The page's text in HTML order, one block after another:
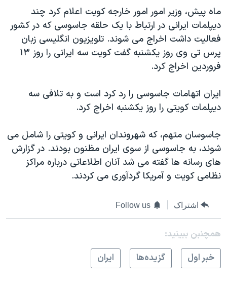
آرشیو پخش زنده
مجموعه مستندهای دادخواهی
تریبونال مردمی آبان ۹۸
دادگاه حمید نوری
چهل سال گروگان‌گیری
اعتراضات مردمی آبان ۹۸
نرگس محمدی برنده جایزه نوبل صلح
همایش محافظه‌کاران آمریکا «سی‌پک»
صفحه‌های ویژه
ماه پیش، وزیر امور امور خارجه کویت اعلام کرد چند
دیپلمات ایرانی در ارتباط با یک حلقه جاسوسی که در کشور
فعالیت داشت اخراج می شوند. تلویزیون انگلیسی زبان
پرس تی وی روز یکشنبه گفت کویت سه ایرانی را روز ۱۳
فروردین اخراج کرد.
ایران اتهامات جاسوسی را رد کرد است و به تلافی سه
دیپلمات کویتی را روز یکشنبه اخراج کرد.
جاسوسان متهم، که شهروندان ایرانی و کویتی را شامل می
شوند، به جاسوسی از سوی ایران مظنون بودند. در گزارش
های رسانه ها گفته می شد آنان اطلاعاتی درباره مراکز
نظامی کویت و آمریکا گردآوری می کردند.
اشتراک Follow us
همچنبن ببینید:
خبر اول
گزيده‌ها ايران